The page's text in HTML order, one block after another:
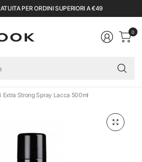
PER ORDINI SUPERIORI A €49
0
Extra Strong Spray Lacca 500ml